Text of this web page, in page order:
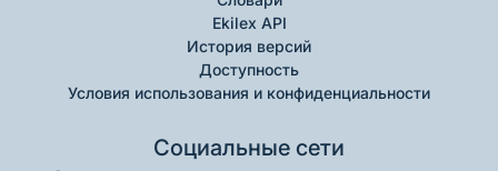
Ekilex API
История версий
Доступность
Условия использования и конфиденциальности
Социальные сети